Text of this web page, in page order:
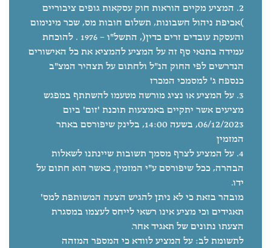
המציע מקיים הוראות חוק עסקאות גופים ציבוריים
)אכיפת ניהול חשבונות, תשלום חובות מס, שכר מינימום
והעסקת עובדים זרים כדין(, התשל"ו – 1976 . להוכחת
עמידה בתנאי סף זה על המציע להמציא את כל האישורים
הנדרשים לפי החוק הנ"ל ולחתום על תצהיר המצ"ב
כנספח ג' למסמכי המכרז
על המציע או נציג מורשה מטעמו להשתתף במפגש
מציעים אשר יתקיים באמצעות תוכנת 'זום' ביום
06/12/2023, בשעה 14:00, בלינק שיפורסם באתר
המזמין
על המציע לצרף מסמך תשובות שיינתנו לשאלות
הבהרה, ככל שיפורסם ע"י המזמין, כאשר הוא חתום על
ידו.
מובהר בזאת כי לא ניתן להגיש הצעה המשותפת למס'
תאגידים וכי מציע אינו רשאי לייחס לעצמו במסגרת
הצעתו נתונים של תאגיד אחר.
לתשומת לב: על המציע לוודא כי המספר המזהה